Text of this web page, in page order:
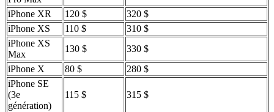
iPhone XR
120 $
320 $
iPhone XS
110 $
310 $
iPhone XS
Max
130 $
330 $
iPhone X
80 $
280 $
iPhone SE
(3e
génération)
115 $ 315 $